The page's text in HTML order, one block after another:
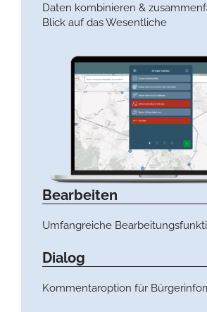
Daten kombinieren &
Blick auf das Wesentliche
Bearbeiten
Umfangreiche
Dialog
Kommentaroption für